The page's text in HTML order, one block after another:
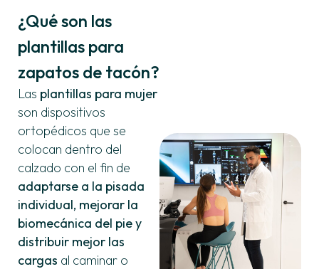
¿Qué son las
plantillas para
zapatos de tacón?
Las plantillas para mujer
son dispositivos
ortopédicos que se
colocan dentro del
calzado con el fin de
adaptarse a la pisada
individual, mejorar la
biomecánica del pie y
distribuir mejor las
cargas al caminar o